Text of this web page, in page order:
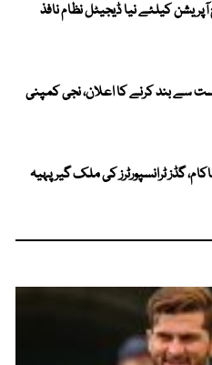
حج آپریشن کیلئے نیا ڈیجیٹل نظام نافذ
بس سروس 11 اگست سے بند کرنے کا اعلان، نجی کمپنی
گڈز ٹرانسپورٹرز کی ملک گیر پہیہ